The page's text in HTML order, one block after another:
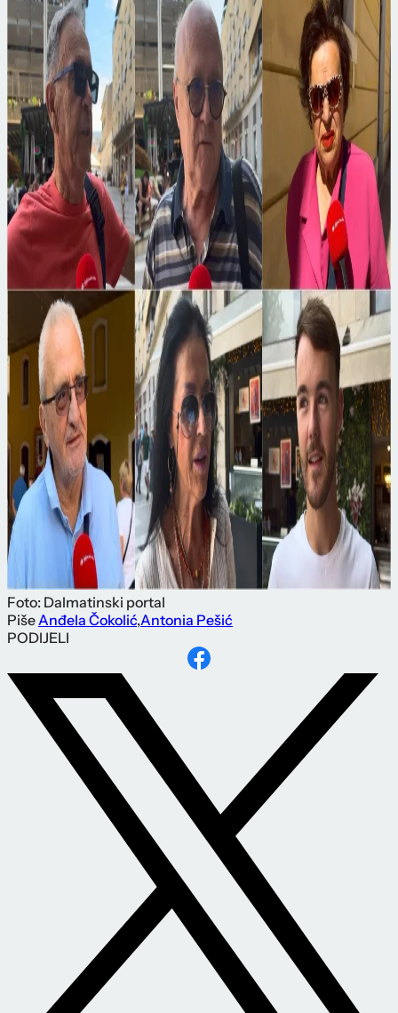
Foto: Dalmatinski portal
PišeAnđela Čokolić,Antonia Pešić
PODIJELI